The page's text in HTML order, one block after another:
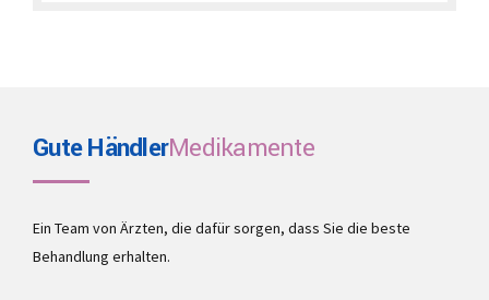
Gute HändlerMedikamente
Ein Team von Ärzten, die dafür sorgen, dass Sie die beste
Behandlung erhalten.